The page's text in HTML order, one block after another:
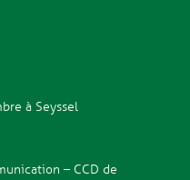
à Seyssel
– CCD de